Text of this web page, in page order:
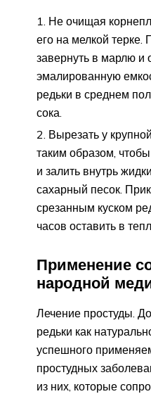
Не очищая
его на мелкой
завернуть в марлю и
эмалированную
редьки в среднем
сока.
Вырезать у
таким образом,
и залить внутрь
сахарный песок.
срезанным куском
часов оставить в
Применение
народной
Лечение простуды.
редьки как
успешного
простудных
из них, которые